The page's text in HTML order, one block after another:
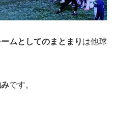
ムとしてのまとまり は他球
です。